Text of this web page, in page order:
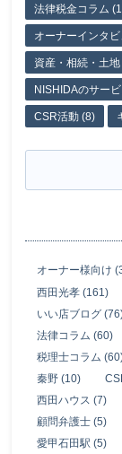
法律税金コラム
オーナーインタ
資産・相続・土
NISHIDAのサー
CSR活動 (8)
オーナー様向け
西田光孝 (161)
いい店ブログ
法律コラム (60)
税理士コラム
秦野 (10)
西田ハウス (7)
顧問弁護士 (5)
愛甲石田駅 (5)